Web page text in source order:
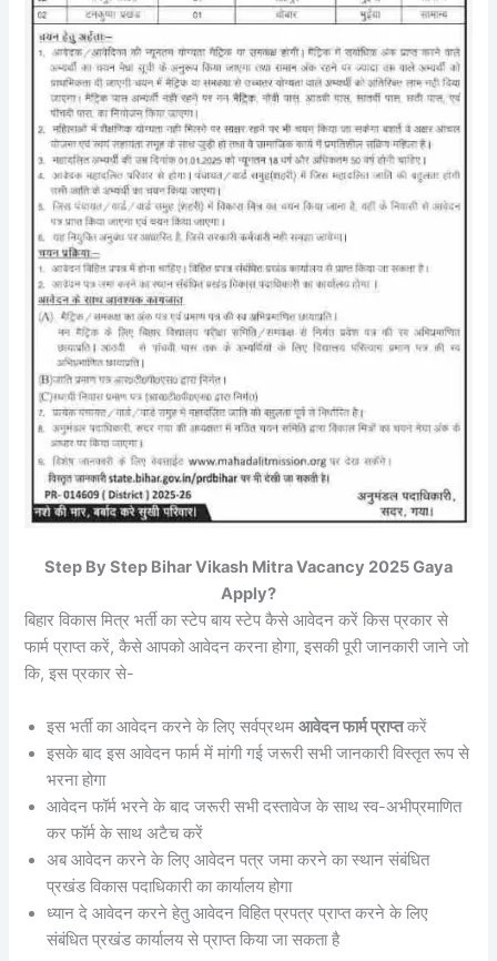
Step By Step Bihar Vikash Mitra Vacancy 2025 Gaya
Apply?
बिहार विकास मित्र भर्ती का स्टेप बाय स्टेप कैसे आवेदन करें किस प्रकार से
फार्म प्राप्त करें, कैसे आपको आवेदन करना होगा, इसकी पूरी जानकारी जाने जो
कि, इस प्रकार से-
इस भर्ती का आवेदन करने के लिए सर्वप्रथमआवेदन फार्म प्राप्तकरें
इसके बाद इस आवेदन फार्म में मांगी गई जरूरी सभी जानकारी विस्तृत रूप से
भरना होगा
आवेदन फॉर्म भरने के बाद जरूरी सभी दस्तावेज के साथ स्व-अभीप्रमाणित
कर फॉर्म के साथ अटैच करें
अब आवेदन करने के लिए आवेदन पत्र जमा करने का स्थान संबंधित
प्रखंड विकास पदाधिकारी का कार्यालय होगा
ध्यान दे आवेदन करने हेतु आवेदन विहित प्रपत्र प्राप्त करने के लिए
संबंधित प्रखंड कार्यालय से प्राप्त किया जा सकता है